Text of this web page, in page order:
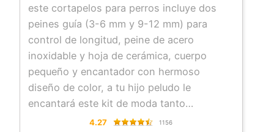
Consejos para recortar mascotas: si tus
mascotas tienen abrigos gruesos y largos,
primero utiliza las tijeras para cortar más
cortos. De lo contrario, la maquinilla de
afeitar podría atascarse durante el recorte.
este cortapelos para perros incluye dos
peines guía (3-6 mm y 9-12 mm) para
control de longitud, peine de acero
inoxidable y hoja de cerámica, cuerpo
pequeño y encantador con hermoso
diseño de color, a tu hijo peludo le
encantará este kit de moda tanto
Hoja de corte segura y afilada: hoja afilada
4.27 1156